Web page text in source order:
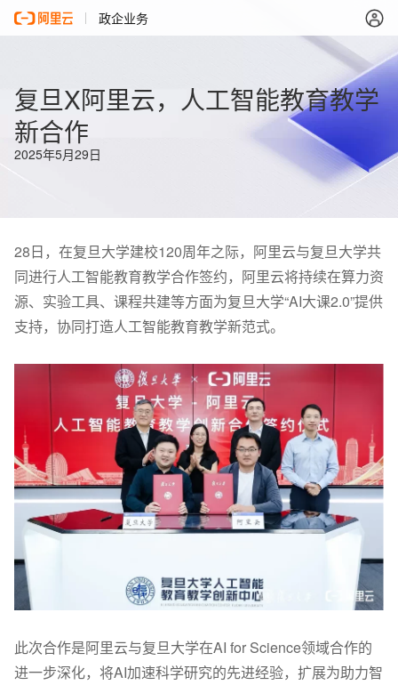
政企业务
复旦X阿里云，人工智能教育教学
新合作
2025年5月29日
28日，在复旦大学建校120周年之际，阿里云与复旦大学共
同进行人工智能教育教学合作签约，阿里云将持续在算力资
源、实验工具、课程共建等方面为复旦大学“AI大课2.0”提供
支持，协同打造人工智能教育教学新范式。
此次合作是阿里云与复旦大学在AI for Science领域合作的
进一步深化，将AI加速科学研究的先进经验，扩展为助力智